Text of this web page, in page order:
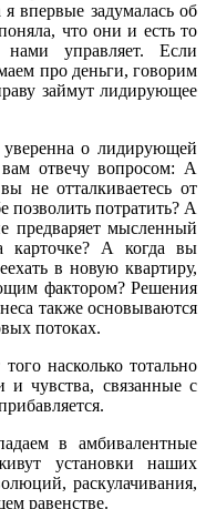
впервые задумалась об
что они и есть то
нами управляет. Если
про деньги, говорим
займут лидирующее
о лидирующей
отвечу вопросом: А
не отталкиваетесь от
позволить потратить? А
предваряет мысленный
карточке? А когда вы
в новую квартиру,
фактором? Решения
также основываются
потоках.
насколько тотально
и чувства, связанные с
в амбивалентные
установки наших
раскулачивания,
равенстве.